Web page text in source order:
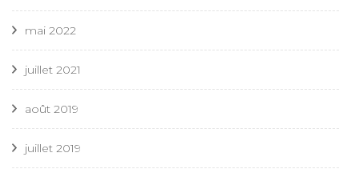
mai 2022
juillet 2021
août 2019
juillet 2019